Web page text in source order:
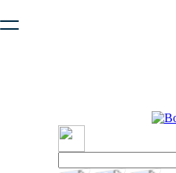
безопасную работу с сайтом.